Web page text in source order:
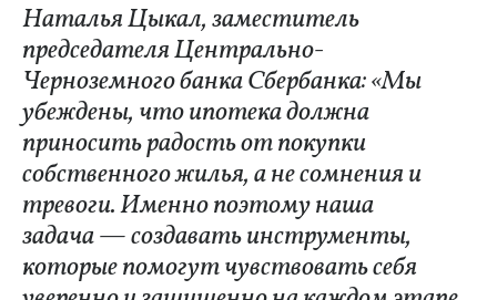
Наталья Цыкал, заместитель
председателя Центрально-
Черноземного банка Сбербанка: «Мы
убеждены, что ипотека должна
приносить радость от покупки
собственного жилья, а не сомнения и
тревоги. Именно поэтому наша
задача — создавать инструменты,
которые помогут чувствовать себя